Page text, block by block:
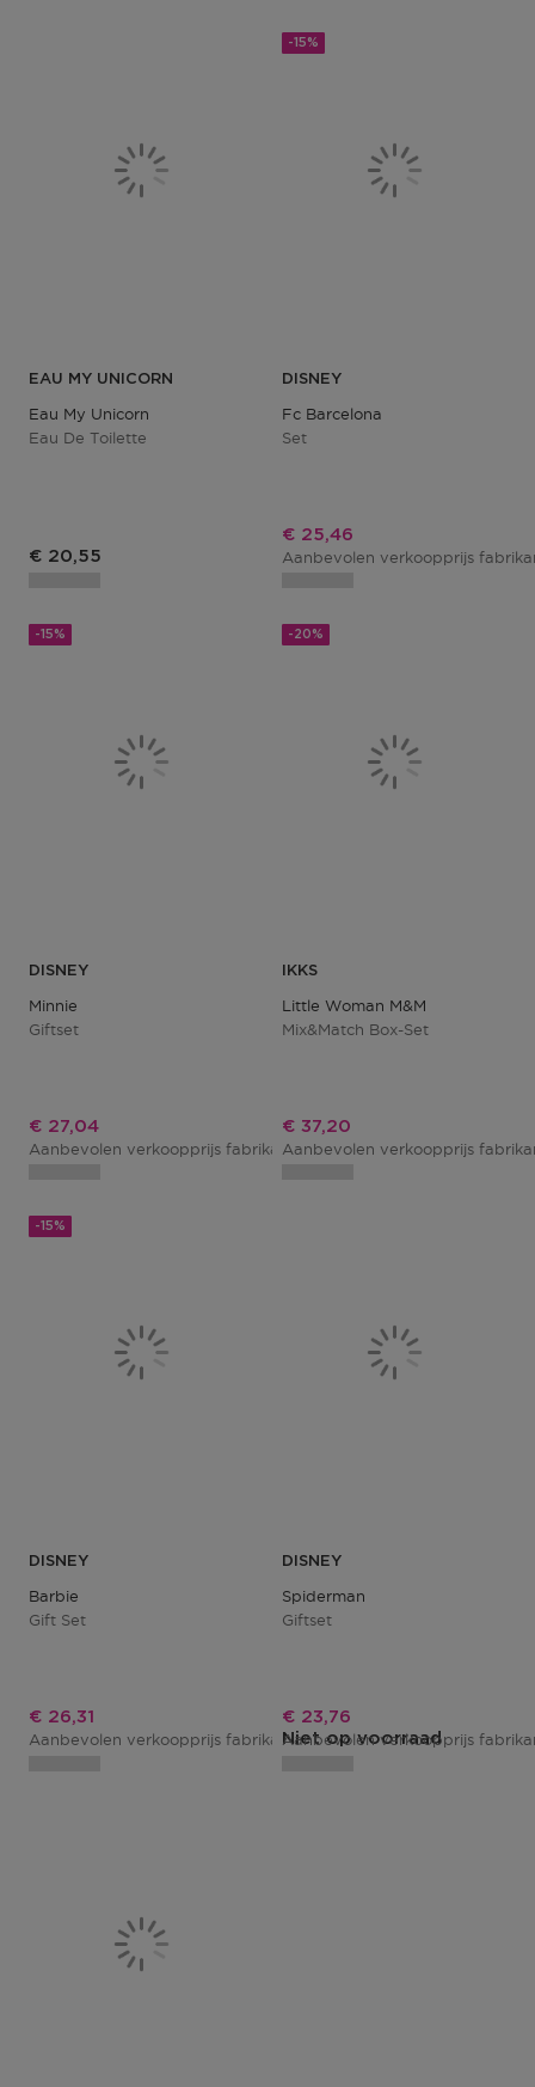
EAU MY UNICORN
Eau My Unicorn
Eau De Toilette
€ 20,55
-15%
DISNEY
Fc Barcelona
Set
Kortingsprijs
€ 25,46
Aanbevolen verkoopprijs
-15%
DISNEY
Minnie
Giftset
Kortingsprijs
€ 27,04
Aanbevolen verkoopprijs fabrikant€ 31,81
-20%
IKKS
Little Woman M&m
Mix&match Box-Set
Kortingsprijs
€ 37,20
Aanbevolen verkoopprijs
-15%
DISNEY
Barbie
Gift Set
Kortingsprijs
€ 26,31
Aanbevolen verkoopprijs fabrikant€ 30,95
Niet op voorraad
DISNEY
Spiderman
Giftset
Kortingsprijs
€ 23,76
Aanbevolen verkoopprijs